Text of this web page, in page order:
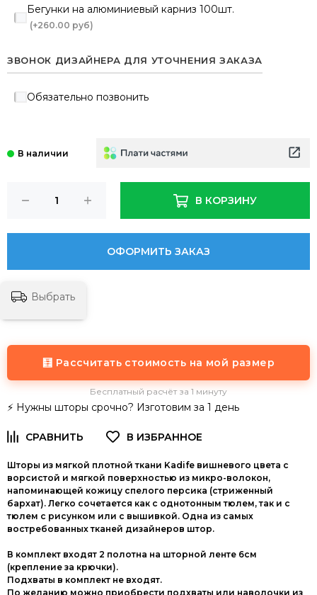
Бегунки на алюминиевый карниз 100шт.
(+260.00 руб)
ЗВОНОК ДИЗАЙНЕРА ДЛЯ УТОЧНЕНИЯ ЗАКАЗА
Обязательно позвонить
В КОРЗИНУ
ОФОРМИТЬ ЗАКАЗ
Выбрать
🧮 Рассчитать стоимость на мой размер
Бесплатный расчёт за 1 минуту
⚡ Нужны шторы срочно? Изготовим за 1 день
Шторы из мягкой плотной ткани Kadife вишневого цвета с
ворсистой и мягкой поверхностью из микро-волокон,
напоминающей кожицу спелого персика (стриженный
бархат). Легко сочетается как с однотонным тюлем, так и с
тюлем с рисунком или с вышивкой. Одна из самых
востребованных тканей дизайнеров штор.
В комплект входят 2 полотна на шторной ленте 6см
(крепление за крючки).
Подхваты в комплект не входят.
По желанию можно приобрести подхваты или наволочки из